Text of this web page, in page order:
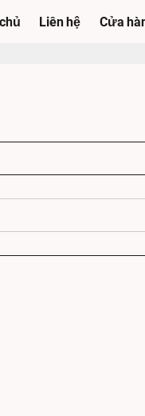
Liên hệ Cửa